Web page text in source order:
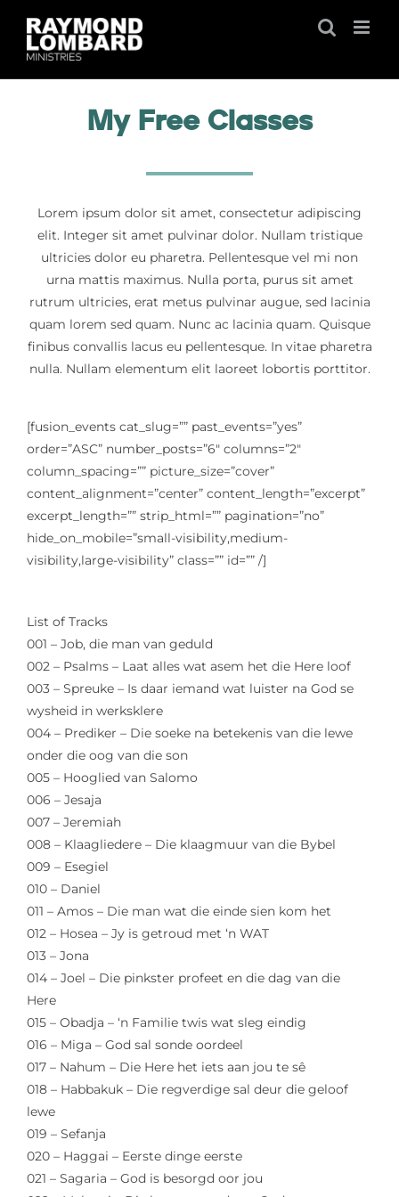
content
My Free Classes
Lorem ipsum dolor sit amet, consectetur adipiscing
elit. Integer sit amet pulvinar dolor. Nullam tristique
ultricies dolor eu pharetra. Pellentesque vel mi non
urna mattis maximus. Nulla porta, purus sit amet
rutrum ultricies, erat metus pulvinar augue, sed lacinia
quam lorem sed quam. Nunc ac lacinia quam. Quisque
finibus convallis lacus eu pellentesque. In vitae pharetra
nulla. Nullam elementum elit laoreet lobortis porttitor.
[fusion_events cat_slug=”” past_events=”yes”
order=”ASC” number_posts=”6″ columns=”2″
column_spacing=”” picture_size=”cover”
content_alignment=”center” content_length=”excerpt”
excerpt_length=”” strip_html=”” pagination=”no”
hide_on_mobile=”small-visibility,medium-
visibility,large-visibility” class=”” id=”” /]
List of Tracks
001 – Job, die man van geduld
002 – Psalms – Laat alles wat asem het die Here loof
003 – Spreuke – Is daar iemand wat luister na God se
wysheid in werksklere
004 – Prediker – Die soeke na betekenis van die lewe
onder die oog van die son
005 – Hooglied van Salomo
006 – Jesaja
007 – Jeremiah
008 – Klaagliedere – Die klaagmuur van die Bybel
009 – Esegiel
010 – Daniel
011 – Amos – Die man wat die einde sien kom het
012 – Hosea – Jy is getroud met ‘n WAT
013 – Jona
014 – Joel – Die pinkster profeet en die dag van die
Here
015 – Obadja – ‘n Familie twis wat sleg eindig
016 – Miga – God sal sonde oordeel
017 – Nahum – Die Here het iets aan jou te sê
018 – Habbakuk – Die regverdige sal deur die geloof
lewe
019 – Sefanja
020 – Haggai – Eerste dinge eerste
021 – Sagaria – God is besorgd oor jou